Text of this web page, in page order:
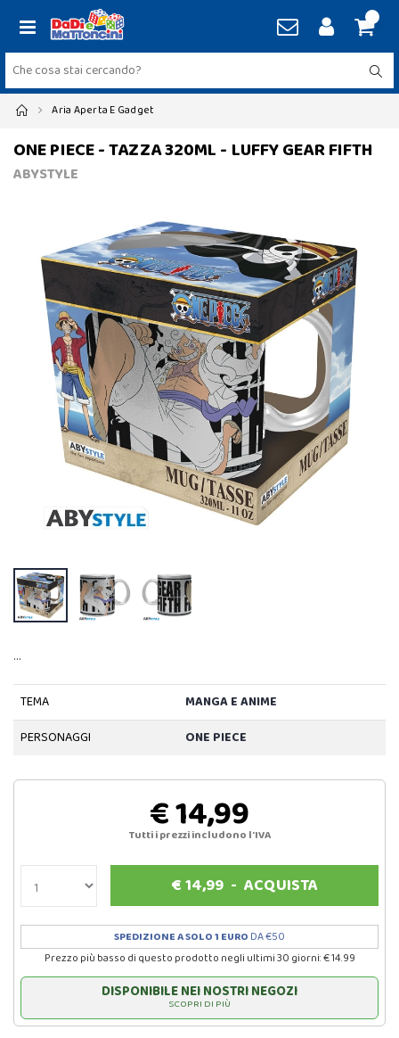
Aria Aperta E Gadget
ONE PIECE - TAZZA 320ML - LUFFY GEAR FIFTH
ABYSTYLE
…
TEMA
MANGA E ANIME
PERSONAGGI
ONE PIECE
€ 14,99
Tutti i prezzi includono l'IVA
€14,99- ACQUISTA
SPEDIZIONE A SOLO 1 EURO DA €50
Prezzo più basso di questo prodotto negli ultimi 30 giorni: € 14.99
DISPONIBILE NEI NOSTRI NEGOZI
SCOPRI DI PIÙ